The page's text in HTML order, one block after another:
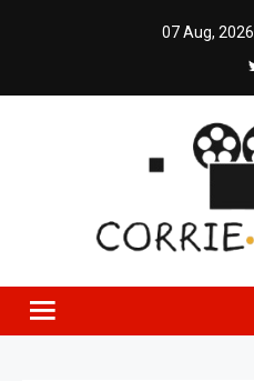
07 Aug, 2026